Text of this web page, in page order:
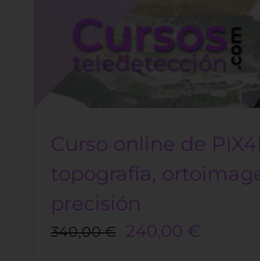
Curso online de
topografía,
precisión
340,00€
Original
240,00 €